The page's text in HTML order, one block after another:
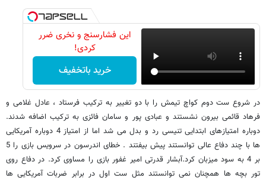
این فشارسنج و نخری ضرر
کردی!
خرید باتخفیف
در شروع ست دوم کواچ تیمش را با دو تغییر به ترکیب فرستاد ، عادل غلامی و
فرهاد قائمی بیرون نشستند و عبادی پور و سامان فائزی به ترکیب اضافه شدند.
دوباره امتیازهای ابتدایی تنیسی رد و بدل می شد اما از امتیاز 4 دوباره آمریکایی
ها با چند دفاع عالی توانستند پیش بیفتند . خطای اندرسون در سرویس بازی را 5
بر 4 به سود میزبان کرد.آبشار قدرتی امیر غفور بازی را مساوی کرد. در دفاع روی
تور بچه ها همچنان نمی توانستند مثل ست اول در برابر ضربات آمریکایی ها